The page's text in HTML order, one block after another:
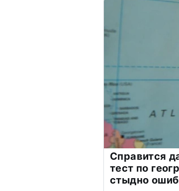
Справится
тест по
стыдно